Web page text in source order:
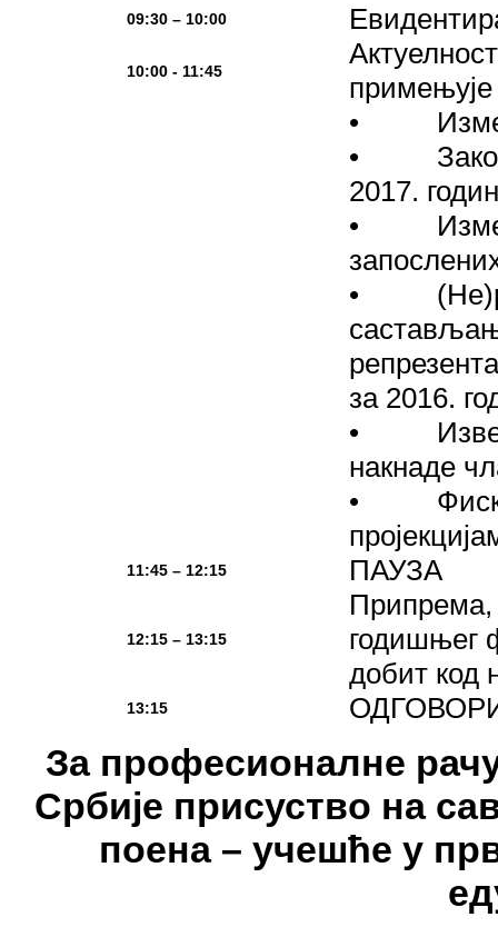
09:30 – 10:00
10:00 - 11:45
примењује
• Измене
• Закон о
2017.
• Измене
•
за 2016.
•
накнаде
•
11:45 – 12:15 ПАУЗА
12:15 – 13:15
годишњег
добит код
13:15
За професионалне
Србије присуство на
поена – учешће у